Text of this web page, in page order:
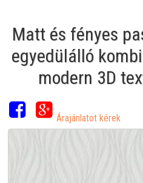
Matt és fényes
egyedülálló
modern 3D
Árajánlatot kérek